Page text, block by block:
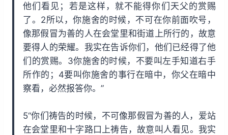
他们看见；若是这样，就不能得你们天父的赏赐
了。2所以，你施舍的时候，不可在你前面吹号，
像那假冒为善的人在会堂里和街道上所行的，故意
要得人的荣耀。我实在告诉你们，他们已经得了他
们的赏赐。3你施舍的时候，不要叫左手知道右手
所作的；4要叫你施舍的事行在暗中，你父在暗中
察看，必然报答你。”
5“你们祷告的时候，不可像那假冒为善的人，爱站
在会堂里和十字路口上祷告，故意叫人看见。我实